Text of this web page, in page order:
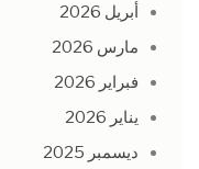
أبريل 2026
مارس 2026
فبراير 2026
يناير 2026
ديسمبر 2025